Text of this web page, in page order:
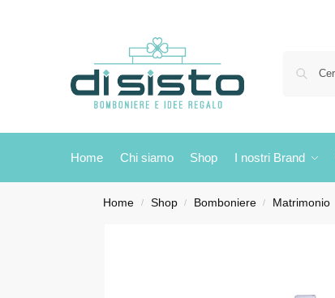
Home Chi siamo Shop I nostri Brand
Home / Shop / Bomboniere / Matrimonio